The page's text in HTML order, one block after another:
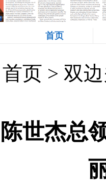
首页
首页 > 双
陈世杰总